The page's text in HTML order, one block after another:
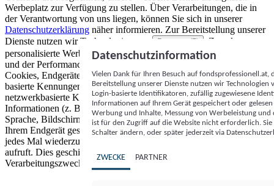
Werbeplatz zur Verfügung zu stellen. Über Verarbeitungen, die in
der Verantwortung von uns liegen, können Sie sich in unserer
Datenschutzerklärung näher informieren. Zur Bereitstellung unserer
Dienste nutzen wir Technologien von
Partnern (5)
. Zwecke:
personalisierte Werbung und Inhalte, Messung von Werbeleistung
und der Performance von Inhalten sowie Zielgruppenforschung.
Cookies, Endgeräte- oder ähnliche Online-Kennungen (z. B. login-
basierte Kennungen, zufällig generierte Kennungen,
netzwerkbasierte Kennungen) können zusammen mit anderen
Informationen (z. B. Browsertyp und Browserinformationen,
Sprache, Bildschirmgröße, unterstützte Technologien usw.) auf
Ihrem Endgerät gespeichert oder von dort ausgelesen werden, um es
jedes Mal wiederzuerkennen, wenn es eine App oder einer Webseite
aufruft. Dies geschieht für einen oder mehrere der hier aufgeführten
Verarbeitungszwecke.
Datenschutzinformation
Vielen Dank für Ihren Besuch auf
Bereitstellung unserer Dienste nutzen wir Technologien
Login-basierte Identifikatoren, zufällig zugewiesene
Informationen auf Ihrem Gerät gespeichert oder
Werbung und Inhalte, Messung von Werbeleistung
ist für den Zugriff auf die Website nicht erforderlich.
Schalter ändern, oder später jederzeit via
ZWECKE PARTNER